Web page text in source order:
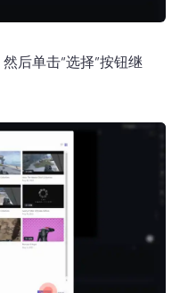
后单击“选择”按钮继